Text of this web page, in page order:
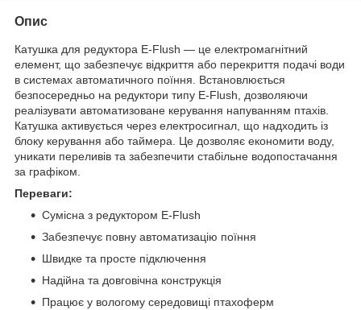
Опис
Катушка для редуктора E-Flush — це електромагнітний
елемент, що забезпечує відкриття або перекриття подачі води
в системах автоматичного поїння. Встановлюється
безпосередньо на редуктори типу E-Flush, дозволяючи
реалізувати автоматизоване керування напуванням птахів.
Катушка активується через електросигнал, що надходить із
блоку керування або таймера. Це дозволяє економити воду,
уникати переливів та забезпечити стабільне водопостачання
за графіком.
Переваги:
Сумісна з редуктором E-Flush
Забезпечує повну автоматизацію поїння
Швидке та просте підключення
Надійна та довговічна конструкція
Працює у вологому середовищі птахоферм